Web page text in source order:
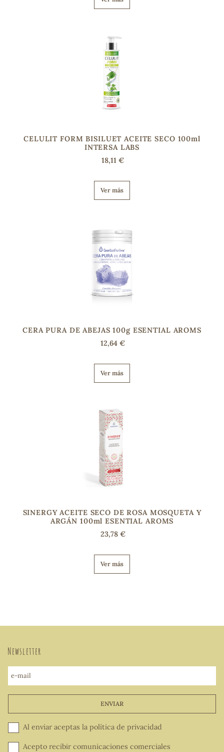
CELULIT FORM BISILUET ACEITE SECO 100ml
INTERSA LABS
18,11 €
Ver más
CERA PURA DE ABEJAS 100g ESENTIAL AROMS
12,64 €
Ver más
SINERGY ACEITE SECO DE ROSA MOSQUETA Y
ARGÁN 100ml ESENTIAL AROMS
23,78 €
Ver más
Newsletter
e-mail
ENVIAR
Al enviar aceptas la política de privacidad
Acepto recibir comunicaciones comerciales